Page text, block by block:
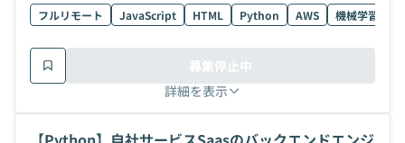
フルリモート JavaScript HTML Python AWS 機械学習
詳細を表示
募集停止中